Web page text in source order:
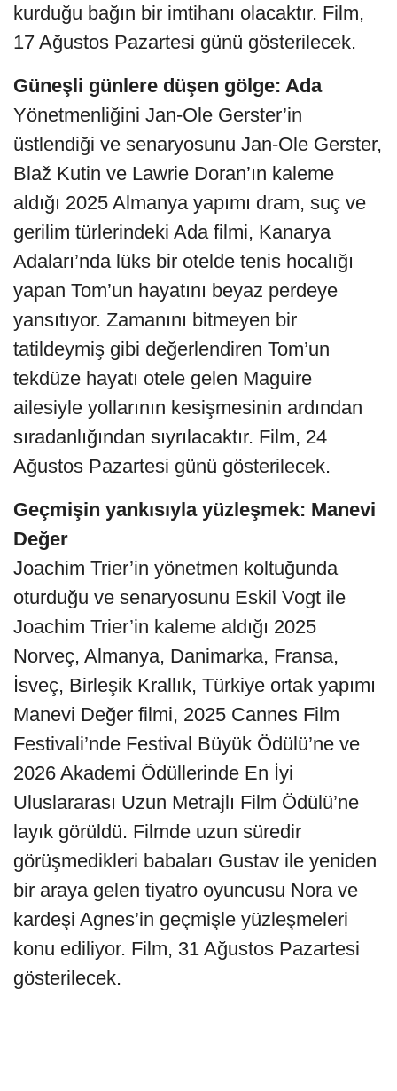
kurduğu bağın bir imtihanı olacaktır. Film,
17 Ağustos Pazartesi günü gösterilecek.
Güneşli günlere düşen gölge: Ada
Yönetmenliğini Jan-Ole Gerster’in
üstlendiği ve senaryosunu Jan-Ole Gerster,
Blaž Kutin ve Lawrie Doran’ın kaleme
aldığı 2025 Almanya yapımı dram, suç ve
gerilim türlerindeki Ada filmi, Kanarya
Adaları’nda lüks bir otelde tenis hocalığı
yapan Tom’un hayatını beyaz perdeye
yansıtıyor. Zamanını bitmeyen bir
tatildeymiş gibi değerlendiren Tom’un
tekdüze hayatı otele gelen Maguire
ailesiyle yollarının kesişmesinin ardından
sıradanlığından sıyrılacaktır. Film, 24
Ağustos Pazartesi günü gösterilecek.
Geçmişin yankısıyla yüzleşmek: Manevi
Değer
Joachim Trier’in yönetmen koltuğunda
oturduğu ve senaryosunu Eskil Vogt ile
Joachim Trier’in kaleme aldığı 2025
Norveç, Almanya, Danimarka, Fransa,
İsveç, Birleşik Krallık, Türkiye ortak yapımı
Manevi Değer filmi, 2025 Cannes Film
Festivali’nde Festival Büyük Ödülü’ne ve
2026 Akademi Ödüllerinde En İyi
Uluslararası Uzun Metrajlı Film Ödülü’ne
layık görüldü. Filmde uzun süredir
görüşmedikleri babaları Gustav ile yeniden
bir araya gelen tiyatro oyuncusu Nora ve
kardeşi Agnes’in geçmişle yüzleşmeleri
konu ediliyor. Film, 31 Ağustos Pazartesi
gösterilecek.